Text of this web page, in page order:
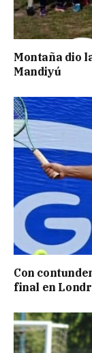
Montaña dio
Mandiyú
Con
final en